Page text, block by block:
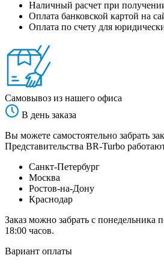
Наличный расчет при
Оплата банковской картой на
Оплата по счету для
Самовывоз из нашего офиса
В день заказа
Вы можете самостоятельно забрать
Представительства BR-Turbo
Санкт-Петербург
Москва
Ростов-на-Дону
Краснодар
Заказ можно забрать с понедельника
18:00 часов.
Вариант оплаты